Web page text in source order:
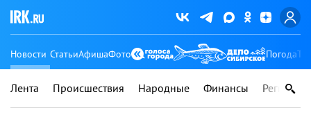
Новости СтатьиАфишаФото Погода
Лента Происшествия Народные Финансы Регионы